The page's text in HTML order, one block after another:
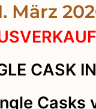
März
CASK
Casks